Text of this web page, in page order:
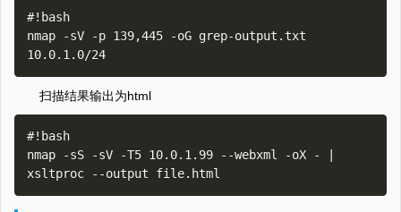
#!bash
nmap -sV -p 139,445 -oG grep-output.txt
扫描结果输出为html
#!bash
nmap -sS -sV -T5 10.0.1.99 --webxml -oX - |